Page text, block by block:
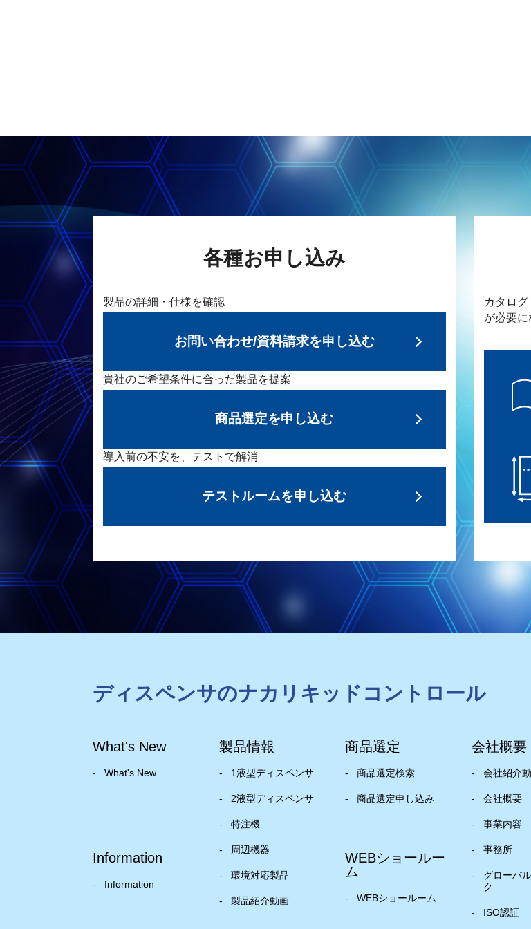
各種お申し込み
製品の詳細・仕様を確認
お問い合わせ/資料請求を申し込む
貴社のご希望条件に合った製品を提案
商品選定を申し込む
導入前の不安を、テストで解消
テストルームを申し込む
カタロ
が必要に
ディスペンサのナカリキッドコントロール
What's New
What's New
製品情報
1液型ディスペンサ
2液型ディスペンサ
特注機
周辺機器
環境対応製品
製品紹介動画
商品選定
商品選定検索
商品選定申し込み
会社概要
会社紹介
会社概要
事業内容
事務所
グローバ
ク
ISO認証
WEBショールー
ム
WEBショールーム
Information
Information